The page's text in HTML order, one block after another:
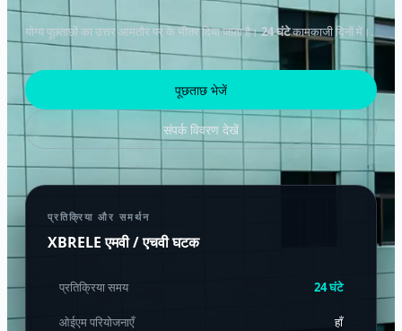
योग्य पूछताछों का उत्तर आमतौर पर के भीतर दिया जाता है।24 घंटेकामकाजी दिनों में।.
पूछताछ भेजें
संपर्क विवरण देखें
प्रतिक्रिया और समर्थन
XBRELE एमवी / एचवी घटक
प्रतिक्रिया समय 24 घंटे
ओईएम परियोजनाएँ हाँ